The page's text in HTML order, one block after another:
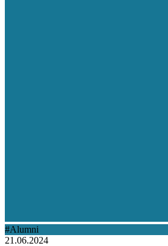
#Alumni
21.06.2024